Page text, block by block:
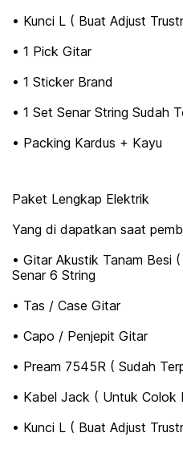
• Kunci L ( Buat Adjust
• 1 Pick Gitar
• 1 Sticker Brand
• 1 Set Senar String Sudah
• Packing Kardus + Kayu
Paket Lengkap Elektrik
Yang di dapatkan saat
• Gitar Akustik Tanam Besi
Senar 6 String
• Tas / Case Gitar
• Capo / Penjepit Gitar
• Pream 7545R ( Sudah
• Kabel Jack ( Untuk Colok
• Kunci L ( Buat Adjust